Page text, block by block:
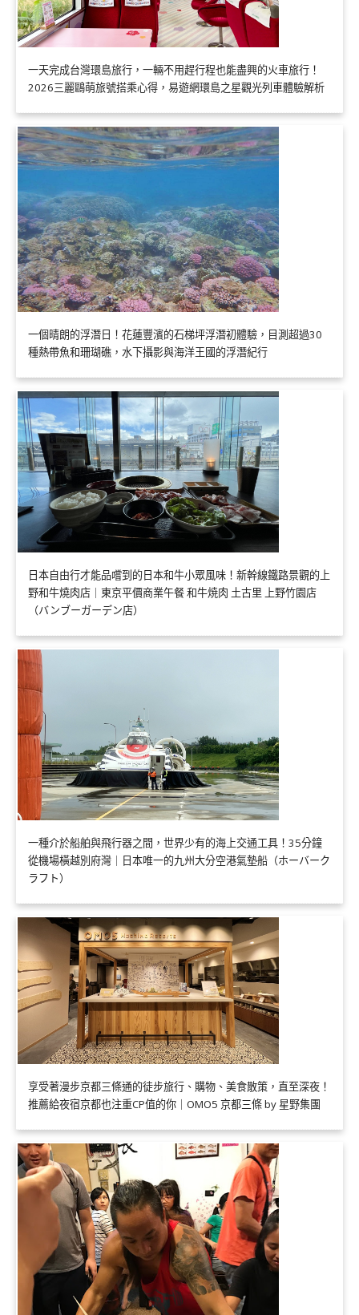
一天完成台灣環島旅行，一輛不用趕行程也能盡興的火車旅行！
2026三麗鷗萌旅號搭乘心得，易遊網環島之星觀光列車體驗解析
一個晴朗的浮潛日！花蓮豐濱的石梯坪浮潛初體驗，目測超過30
種熱帶魚和珊瑚礁，水下攝影與海洋王國的浮潛紀行
日本自由行才能品嚐到的日本和牛小眾風味！新幹線鐵路景觀的上
野和牛燒肉店｜東京平價商業午餐 和牛焼肉 土古里 上野竹園店
（バンブーガーデン店）
一種介於船舶與飛行器之間，世界少有的海上交通工具！35分鐘
從機場橫越別府灣｜日本唯一的九州大分空港氣墊船（ホーバーク
ラフト）
享受著漫步京都三條通的徒步旅行、購物、美食散策，直至深夜！
推薦給夜宿京都也注重CP值的你｜OMO5 京都三條 by 星野集團